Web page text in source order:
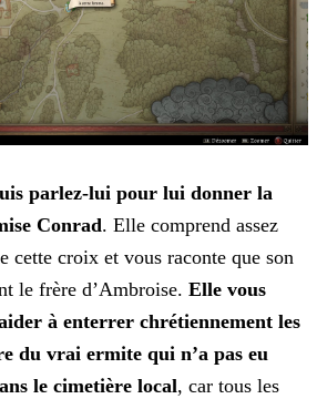
parlez-lui pour lui donner la
Conrad. Elle comprend assez
cette croix et vous raconte que son
le frère d’Ambroise. Elle vous
à enterrer chrétiennement les
du vrai ermite qui n’a pas eu
le cimetière local, car tous les